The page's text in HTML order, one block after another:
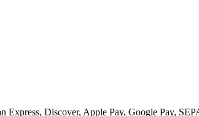
Express, Discover, Apple Pay, Google Pay,